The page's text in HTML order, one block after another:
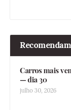
Carros mais
— dia 30
julho 30, 2026